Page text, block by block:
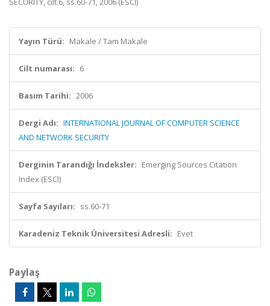
Yayın Türü: Makale / Tam Makale
Cilt numarası: 6
Basım Tarihi: 2006
Dergi Adı: INTERNATIONAL JOURNAL OF COMPUTER SCIENCE
AND NETWORK SECURITY
Derginin Tarandığı İndeksler: Emerging Sources Citation
Index (ESCI)
Sayfa Sayıları: ss.60-71
Karadeniz Teknik Üniversitesi Adresli: Evet
Paylaş